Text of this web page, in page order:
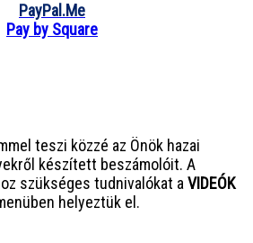
PayPal.Me
Pay by Square
teszi közzé az Önök hazai
készített beszámolóit. A
szükséges tudnivalókat a VIDEÓK
helyeztük el.